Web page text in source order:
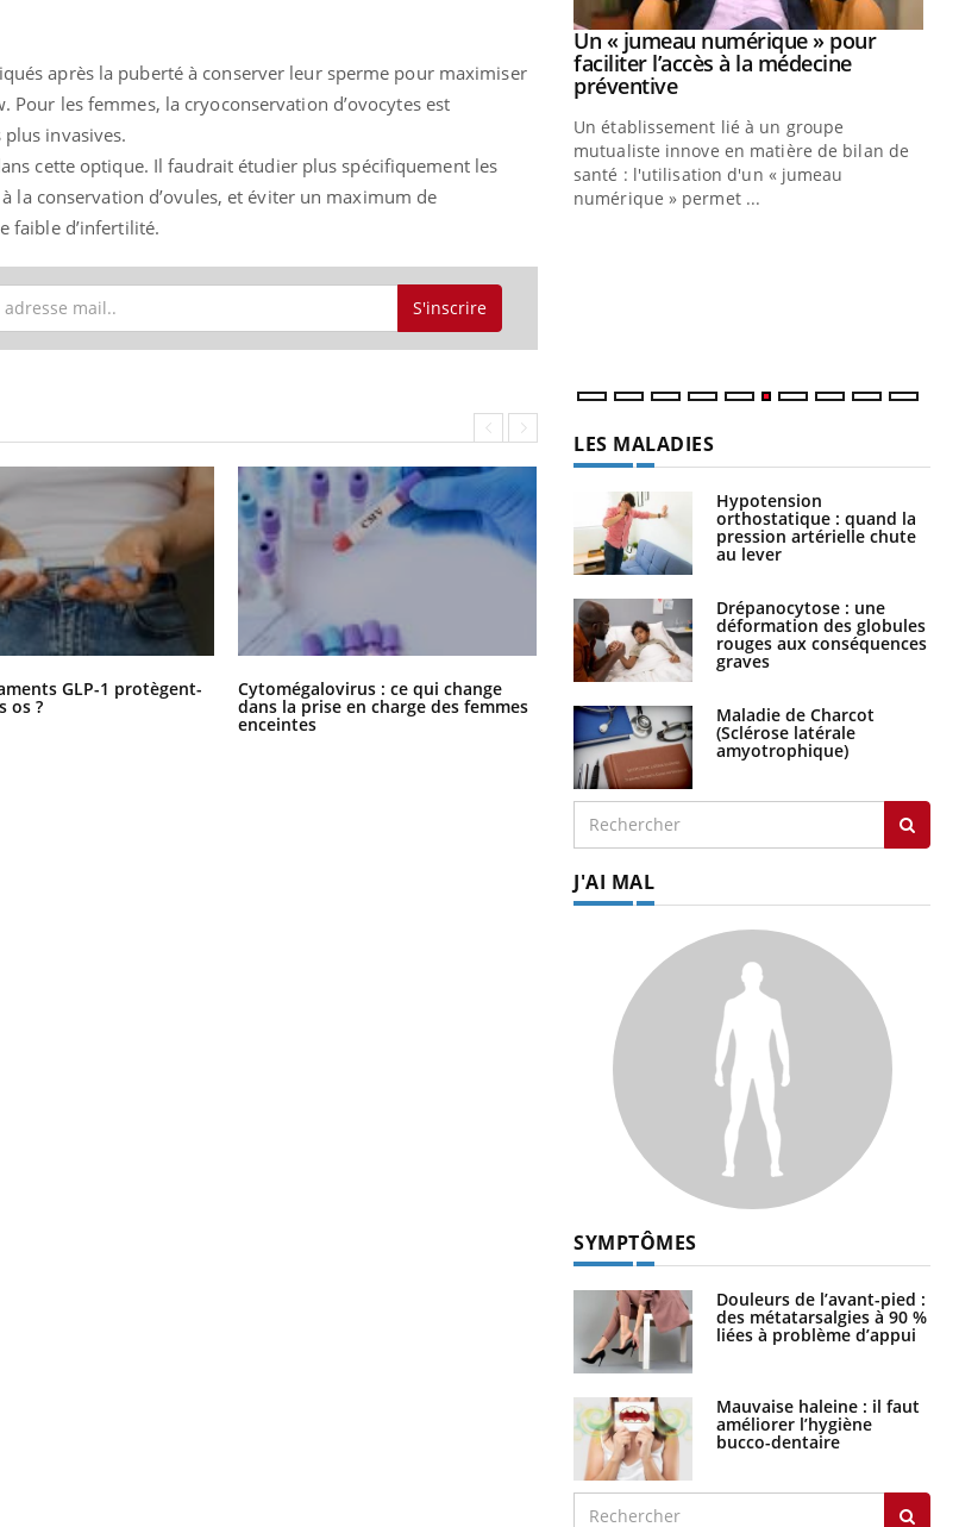
après la puberté à conserver leur sperme pour maximiser
Pour les femmes, la cryoconservation d’ovocytes est
invasives.
cette optique. Il faudrait étudier plus spécifiquement les
la conservation d’ovules, et éviter un maximum de
faible d’infertilité.
S'inscrire
GLP-1 protègent-
os ?
Cytomégalovirus : ce qui change
dans la prise en charge des femmes
enceintes
La sieste empêche-t-elle de dormir
la nuit ?
! Youtube
lui, un tout nouveau
plage, piscine,
plein air… Nos mains
Le Ramadan approche, et, pour de
nombreuses personnes atteintes de
défis, mais ...
Youtube
Un « jumeau numérique » pour
faciliter l’accès à la médecine
préventiveYoutube
Un établissement lié à un groupe
mutualiste innove en matière de bilan de
santé : l'utilisation d'un « jumeau
numérique » permet ...
LES MALADIES
Hypotension
orthostatique : quand la
pression artérielle chute
au lever
Drépanocytose : une
déformation des globules
rouges aux conséquences
graves
Maladie de Charcot
(Sclérose latérale
amyotrophique)
J'AI MAL
SYMPTÔMES
Douleurs de l’avant-pied :
des métatarsalgies à 90 %
liées à problème d’appui
Mauvaise haleine : il faut
améliorer l’hygiène
bucco-dentaire